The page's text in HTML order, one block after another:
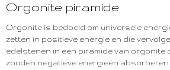
Orgonite piramide
Orgonite is bedoeld om universele
zetten in positieve energie en die
edelstenen in een piramide van orgonite
zouden negatieve energieën